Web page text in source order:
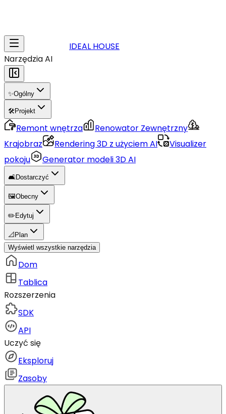
IDEAL HOUSE
Narzędzia AI
✨Ogólny
🛠️Projekt
Remont wnętrza
Renowator Zewnętrzny
Krajobraz
Rendering 3D z użyciem AI
Visualizer
pokoju
Generator modeli 3D AI
🛋️Dostarczyć
🖼️Obecny
✏️ Edytuj
📐 Plan
Wyświetl wszystkie narzędzia
Dom
Tablica
Rozszerzenia
SDK
API
Uczyć się
Eksploruj
Zasoby